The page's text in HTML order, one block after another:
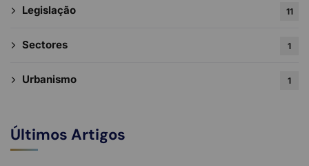
Legislação 11
Sectores 1
Urbanismo 1
Últimos Artigos